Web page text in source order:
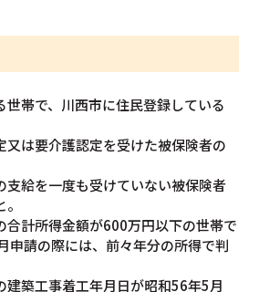
世帯で、川西市に住民登録している
又は要介護認定を受けた被保険者の
支給を一度も受けていない被保険者
合計所得金額が600万円以下の世帯で
申請の際には、前々年分の所得で判
建築工事着工年月日が昭和56年5月